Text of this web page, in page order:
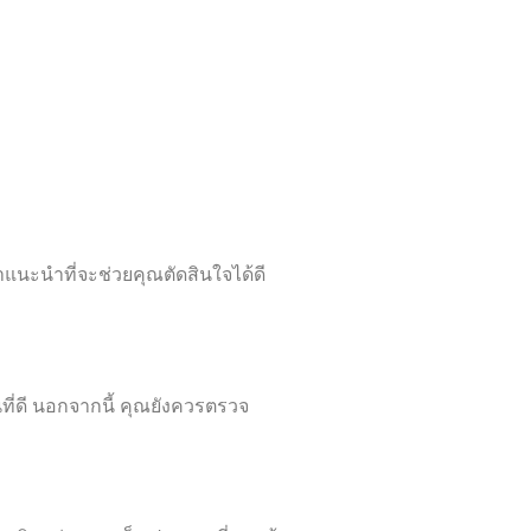
นะนำที่จะช่วยคุณตัดสินใจได้ดี
ดี นอกจากนี้ คุณยังควรตรวจ